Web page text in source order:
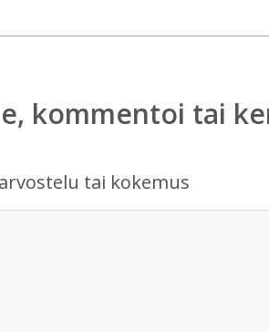
kommentoi tai
tai kokemus